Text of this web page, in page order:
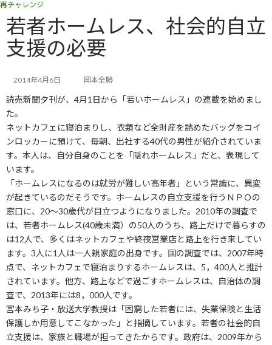
コ
ン
テ
ン
ツ
ッ
プ
ナ
ビ
ゲ
ー
シ
移
動
再チャレンジ
若者ホームレス、社会的自立
支援の必要
2014年4月6日 岡本全勝
読売新聞夕刊が、4月1日から「若いホームレス」の連載を始めまし
た。
ネットカフェに寝泊まりし、衣類など全財産を詰めたバッグをコイ
ンロッカーに預けて、毎朝、出社する40代の男性が紹介されていま
す。本人は、自分自身のことを「隠れホームレス」だと、表現して
います。
「ホームレスになるのは就労が難しい高年者」という常識に、異変
が起きているのだそうです。ホームレスの自立支援を行うＮＰＯの
窓口に、20～30歳代が目立つようになりました。2010年の調査で
は、若者ホームレス(40歳未満）の50人のうち、路上だけで暮らすの
は12人で、多くはネットカフェや終夜営業店と路上を行き来してい
ます。3人に1人は一人親家庭の出身です。国の調査では、2007年時
点で、ネットカフェで寝泊まりするホームレスは、5，400人と推計
されています。他方、路上などで過ごすホームレスは、自治体の調
査で、2013年には8，000人です。
宮本みち子・放送大学教授は「困窮した若者には、失業保険と生活
保護しか用意してこなかった」と指摘しています。若者の社会的自
立支援は、家族と職場が担ってきたからです。政府は、2009年から